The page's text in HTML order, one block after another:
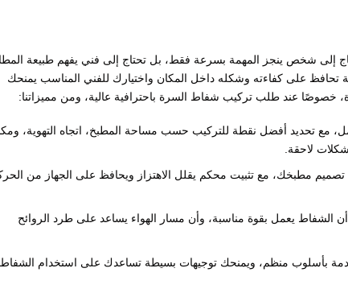
إلى شخص ينجز المهمة بسرعة فقط، بل تحتاج إلى فني يفهم طبيعة
تحافظ على كفاءته وشكله داخل المكان واختيارك للفني المناسب يمنحك
خصوصًا عند طلب تركيب شفاط السرة باحترافية عالية، ومن مميزاتنا:
تحديد أفضل نقطة للتركيب حسب مساحة المطبخ، اتجاه التهوية،
لاحقة.
تصميم مطبخك، مع تثبيت محكم يقلل الاهتزاز ويحافظ على الجهاز من
أن الشفاط يعمل بقوة مناسبة، وأن مسار الهواء يساعد على طرد الروائح
بأسلوب منظم، ويمنحك توجيهات بسيطة تساعدك على استخدام الشفاط